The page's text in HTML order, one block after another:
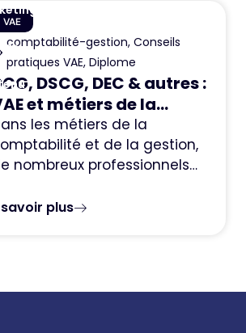
VAE
comptabilité-gestion,Conseils
pratiques VAE,Diplome
DSCG, DEC & autres :
et métiers de la...
les métiers de la
et de la gestion,
nombreux professionnels…
savoir plus